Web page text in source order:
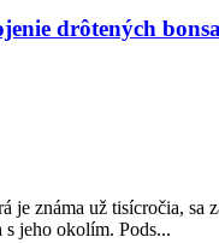
drôtených
je známa už tisícročia, sa
jeho okolím. Pods...